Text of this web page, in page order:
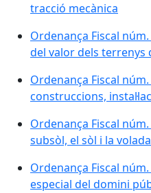
tracció mecànica
Ordenança Fiscal
del valor dels terrenys
Ordenança Fiscal
construccions,
Ordenança Fiscal
subsòl, el sòl i la
Ordenança Fiscal
especial del domini